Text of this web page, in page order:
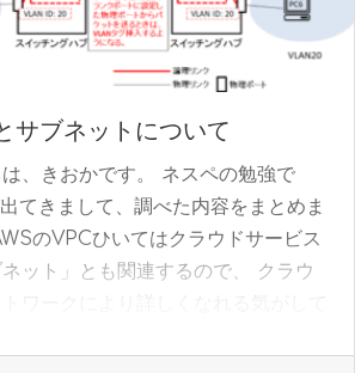
サブネットについて
、きおかです。 ネスペの勉強で
てきまして、調べた内容をまとめま
のVPCひいてはクラウドサービス
ット」とも関連するので、 クラウ